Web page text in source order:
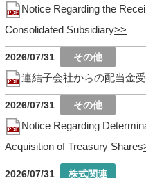
Notice Regarding the
Consolidated Subsidiary
2026/07/31
連結子会社からの配当金
2026/07/31
Notice Regarding
Acquisition of Treasury Shares
2026/07/31